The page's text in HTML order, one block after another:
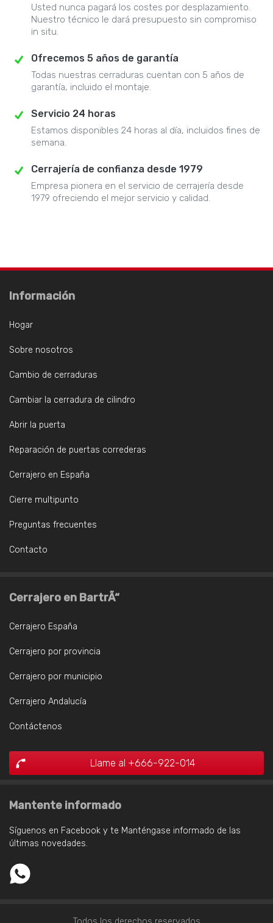
Usted nunca pagará los costes por desplazamiento.
Nuestro técnico le dará presupuesto sin compromiso
in situ.
Ofrecemos 5 años de garantía
Todas nuestras cerraduras cuentan con 5 años de
garantía, incluido el montaje.
Servicio 24 horas
Estamos disponibles 24 horas al día, incluidos fines de
semana.
Cerrajería de confianza desde 1979
Empresa pionera en el servicio de cerrajería desde
1979 ofreciendo el mejor servicio y calidad.
Información
Hogar
Sobre nosotros
Cambio de cerraduras
Cambiar la cerradura de cilindro
Abrir la puerta
Reparación de puertas correderas
Cerrajero en España
Cierre multipunto
Preguntas frecuentes
Contacto
Cerrajero en BartrÃ“
Cerrajero España
Cerrajero por provincia
Cerrajero por municipio
Cerrajero Andalucía
Contáctenos
Llame al +666-922-014
Mantente informado
Síguenos en Facebook y te Manténgase informado de las
últimas novedades.